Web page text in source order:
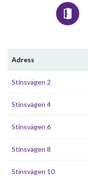
Adress
Stinsvägen 2
Stinsvägen 4
Stinsvägen 6
Stinsvägen 8
Stinsvägen 10